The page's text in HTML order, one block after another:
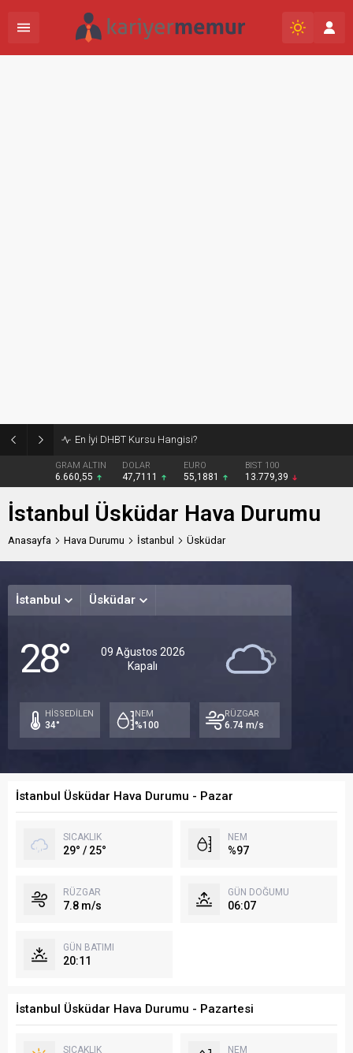
En İyi DHBT Kursu Hangisi?
GRAM ALTIN
6.660,55
DOLAR
47,7111
EURO
55,1881
BIST 100
13.779,39
İstanbul Üsküdar Hava Durumu
Anasayfa Hava Durumu İstanbul Üsküdar
İstanbul Üsküdar
28°
09 Ağustos 2026
Kapalı
HİSSEDİLEN
34°
NEM
%100
RÜZGAR
6.74 m/s
İstanbul Üsküdar Hava Durumu - Pazar
SICAKLIK
29° / 25°
NEM
%97
RÜZGAR
7.8 m/s
GÜN DOĞUMU
06:07
GÜN BATIMI
20:11
İstanbul Üsküdar Hava Durumu - Pazartesi
SICAKLIK NEM